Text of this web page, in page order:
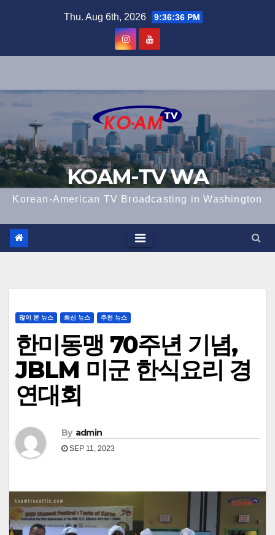
Thu. Aug 6th, 2026 9:36:36 PM
KOAM-TV WA
Korean-American TV Broadcasting in Washington
많이 본 뉴스 최신 뉴스 추천 뉴스
한미동맹 70주년 기념,
JBLM 미군 한식요리 경
연대회
By admin
SEP 11, 2023